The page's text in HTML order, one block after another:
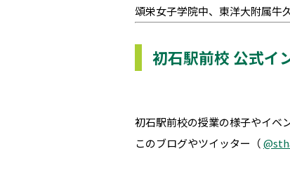
頌栄女子学院中、東洋大附属牛
初石駅前校 公式イ
初石駅前校の授業の様子やイベ
このブログやツイッター（